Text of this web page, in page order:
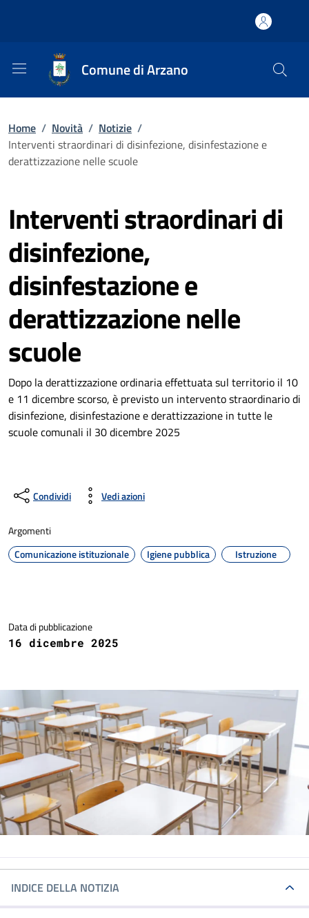
Comune di Arzano
Home / Novità / Notizie /
Interventi straordinari di disinfezione, disinfestazione e
derattizzazione nelle scuole
Interventi straordinari di
disinfezione,
disinfestazione e
derattizzazione nelle
scuole
Dopo la derattizzazione ordinaria effettuata sul territorio il 10
e 11 dicembre scorso, è previsto un intervento straordinario di
disinfezione, disinfestazione e derattizzazione in tutte le
scuole comunali il 30 dicembre 2025
Condividi Vedi azioni
Argomenti
Comunicazione istituzionale
Igiene pubblica Istruzione
Data di pubblicazione
16 dicembre 2025
INDICE DELLA NOTIZIA